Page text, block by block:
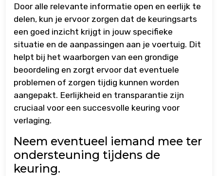
Door alle relevante informatie open en eerlijk te
delen, kun je ervoor zorgen dat de keuringsarts
een goed inzicht krijgt in jouw specifieke
situatie en de aanpassingen aan je voertuig. Dit
helpt bij het waarborgen van een grondige
beoordeling en zorgt ervoor dat eventuele
problemen of zorgen tijdig kunnen worden
aangepakt. Eerlijkheid en transparantie zijn
cruciaal voor een succesvolle keuring voor
verlaging.
Neem eventueel iemand mee ter
ondersteuning tijdens de
keuring.